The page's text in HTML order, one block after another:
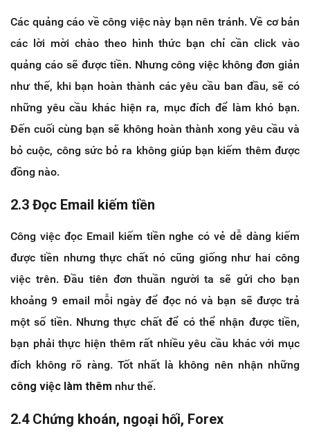
Các quảng cáo về công việc này bạn nên tránh. Về cơ bản
các lời mời chào theo hình thức bạn chỉ cần click vào
quảng cáo sẽ được tiền. Nhưng công việc không đơn giản
như thế, khi bạn hoàn thành các yêu cầu ban đầu, sẽ có
những yêu cầu khác hiện ra, mục đích để làm khó bạn.
Đến cuối cùng bạn sẽ không hoàn thành xong yêu cầu và
bỏ cuộc, công sức bỏ ra không giúp bạn kiếm thêm được
đồng nào.
2.3 Đọc Email kiếm tiền
Công việc đọc Email kiếm tiền nghe có vẻ dễ dàng kiếm
được tiền nhưng thực chất nó cũng giống như hai công
việc trên. Đầu tiên đơn thuần người ta sẽ gửi cho bạn
khoảng 9 email mỗi ngày để đọc nó và bạn sẽ được trả
một số tiền. Nhưng thực chất để có thể nhận được tiền,
bạn phải thực hiện thêm rất nhiều yêu cầu khác với mục
đích không rõ ràng. Tốt nhất là không nên nhận những
công việc làm thêm như thế.
2.4 Chứng khoán, ngoại hối, Forex